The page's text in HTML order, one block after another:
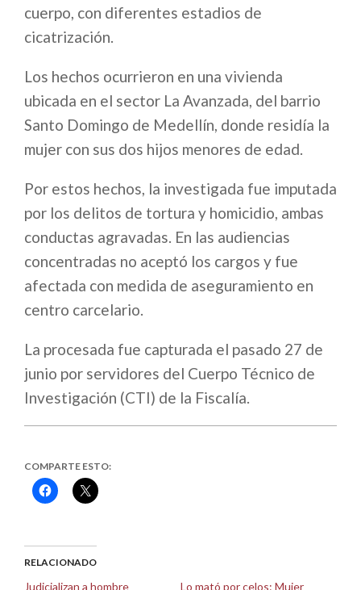
cuerpo, con diferentes estadios de
cicatrización.
Los hechos ocurrieron en una vivienda
ubicada en el sector La Avanzada, del barrio
Santo Domingo de Medellín, donde residía la
mujer con sus dos hijos menores de edad.
Por estos hechos, la investigada fue imputada
por los delitos de tortura y homicidio, ambas
conductas agravadas. En las audiencias
concentradas no aceptó los cargos y fue
afectada con medida de aseguramiento en
centro carcelario.
La procesada fue capturada el pasado 27 de
junio por servidores del Cuerpo Técnico de
Investigación (CTI) de la Fiscalía.
COMPARTE ESTO:
Haz
clic
(Se
abre
una
Haz
clic
(Se
abre
una
RELACIONADO
Judicializan a hombre Lo mató por celos: Mujer